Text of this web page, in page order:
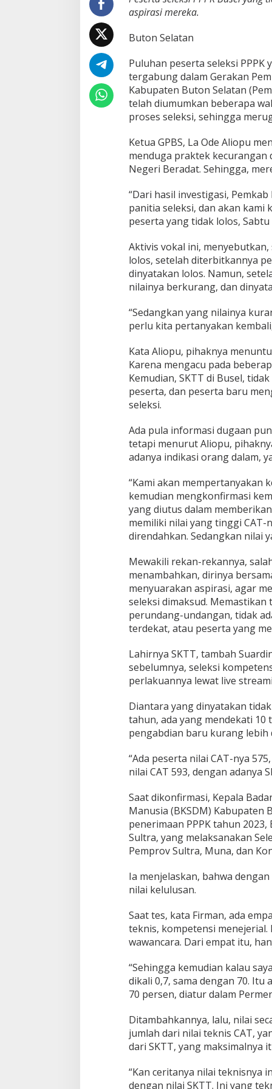
z
h
:
S
u
d
a
h
S
s
u
a
i
e
t
e
n
u
a
n
"
aspirasi mereka.
Buton Selatan
Puluhan peserta seleksi
tergabung dalam Gerakan
Kabupaten Buton Selatan
telah diumumkan beberapa
proses seleksi, sehingga
Ketua GPBS, La Ode Aliopu
menduga praktek kecurangan
Negeri Beradat. Sehingga,
“Dari hasil investigasi,
panitia seleksi, dan akan kami
peserta yang tidak lolos, Sabtu
Aktivis vokal ini,
lolos, setelah diterbitkannya
dinyatakan lolos. Namun,
nilainya berkurang, dan
“Sedangkan yang nilainya
perlu kita pertanyakan
Kata Aliopu, pihaknya
Karena mengacu pada
Kemudian, SKTT di Busel,
peserta, dan peserta baru
seleksi.
Ada pula informasi dugaan
tetapi menurut Aliopu,
adanya indikasi orang dalam,
“Kami akan mempertanyakan
kemudian mengkonfirmasi
yang diutus dalam
memiliki nilai yang tinggi CAT-
direndahkan. Sedangkan nilai
Mewakili rekan-rekannya,
menambahkan, dirinya
menyuarakan aspirasi, agar
seleksi dimaksud.
perundang-undangan, tidak
terdekat, atau peserta yang
Lahirnya SKTT, tambah
sebelumnya, seleksi
perlakuannya lewat live
Diantara yang dinyatakan
tahun, ada yang mendekati 10
pengabdian baru kurang lebih
“Ada peserta nilai CAT-nya
nilai CAT 593, dengan adanya
Saat dikonfirmasi, Kepala
Manusia (BKSDM) Kabupaten
penerimaan PPPK tahun
Sultra, yang melaksanakan
Pemprov Sultra, Muna, dan
Ia menjelaskan, bahwa
nilai kelulusan.
Saat tes, kata Firman, ada
teknis, kompetensi
wawancara. Dari empat itu,
“Sehingga kemudian kalau
dikali 0,7, sama dengan 70.
70 persen, diatur dalam
Ditambahkannya, lalu, nilai
jumlah dari nilai teknis CAT,
dari SKTT, yang maksimalnya
“Kan ceritanya nilai teknisnya
dengan nilai SKTT. Ini yang